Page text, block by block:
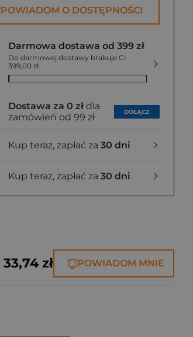
POWIADOM O DOSTĘPNOŚCI
Darmowa dostawa od 399 zł
Do darmowej dostawy brakuje Ci
399,00 zł
Dostawa za 0 zł dla
zamówień od 99 zł
DOŁĄCZ
Kup teraz, zapłać za 30 dni
Kup teraz, zapłać za 30 dni
33,74 zł POWIADOM MNIE